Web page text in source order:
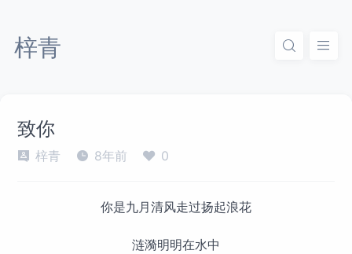
梓青
致你
梓青 8年前 0
你是九月清风走过扬起浪花
涟漪明明在水中